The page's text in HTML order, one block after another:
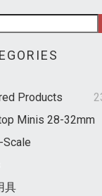
Products
Minis 28-32mm
Scale
具